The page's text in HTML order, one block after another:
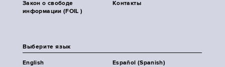
Закон о свободе
информации (FOIL )
Контакты
Выберите язык
English Español (Spanish)